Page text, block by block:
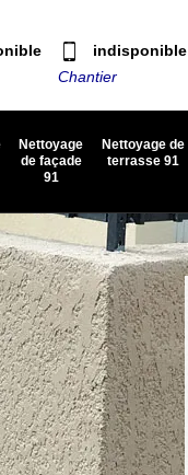
indisponible
Chantier
Nettoyage
de façade
91
Nettoyage de
terrasse 91